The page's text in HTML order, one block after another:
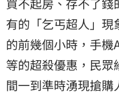
有的「乞丐超人」
的前幾個小時，手機
等的超殺優惠，民
間一到準時湧現搶購